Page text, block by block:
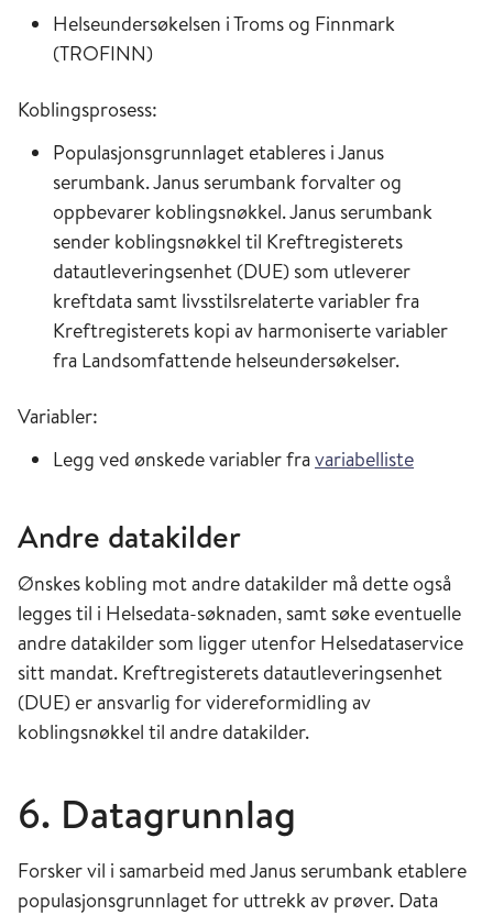
Helseundersøkelsen i Troms og Finnmark
(TROFINN)
Koblingsprosess:
Populasjonsgrunnlaget etableres i Janus
serumbank. Janus serumbank forvalter og
oppbevarer koblingsnøkkel. Janus serumbank
sender koblingsnøkkel til Kreftregisterets
datautleveringsenhet (DUE) som utleverer
kreftdata samt livsstilsrelaterte variabler fra
Kreftregisterets kopi av harmoniserte variabler
fra Landsomfattende helseundersøkelser.
Variabler:
Legg ved ønskede variabler fravariabelliste
Andre datakilder
Ønskes kobling mot andre datakilder må dette også
legges til i Helsedata-søknaden, samt søke eventuelle
andre datakilder som ligger utenfor Helsedataservice
sitt mandat. Kreftregisterets datautleveringsenhet
(DUE) er ansvarlig for videreformidling av
koblingsnøkkel til andre datakilder.
6. Datagrunnlag
Forsker vil i samarbeid med Janus serumbank etablere
populasjonsgrunnlaget for uttrekk av prøver. Data